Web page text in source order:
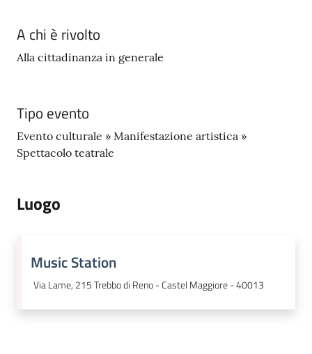
A chi è rivolto
Alla cittadinanza in generale
Tipo evento
Evento culturale » Manifestazione artistica »
Spettacolo teatrale
Luogo
Music Station
Via Lame, 215 Trebbo di Reno - Castel Maggiore - 40013